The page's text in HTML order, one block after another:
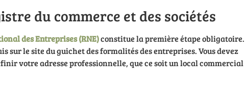
du commerce et des sociétés
des Entreprises (RNE)constitue la première étape obligatoire.
sur le site du guichet des formalités des entreprises. Vous devez
votre adresse professionnelle, que ce soit un local commercial